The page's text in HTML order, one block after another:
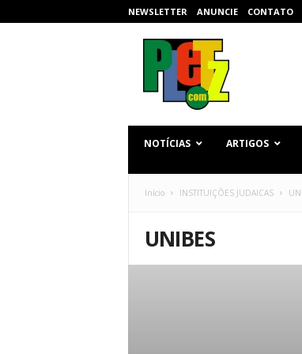
NEWSLETTER ANUNCIE CONTATO
NOTÍCIAS ARTIGOS
Início INSTITUIÇÕES JUDAICAS
UNIBES